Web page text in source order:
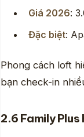
Giá 2026:
Đặc biệt:
Phong cách loft
bạn check-in
2.6 Family